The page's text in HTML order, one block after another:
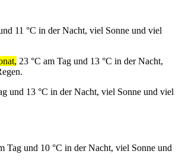
11 °C in der Nacht, viel Sonne und viel
23 °C am Tag und 13 °C in der Nacht,
und 13 °C in der Nacht, viel Sonne und viel
Tag und 10 °C in der Nacht, viel Sonne und